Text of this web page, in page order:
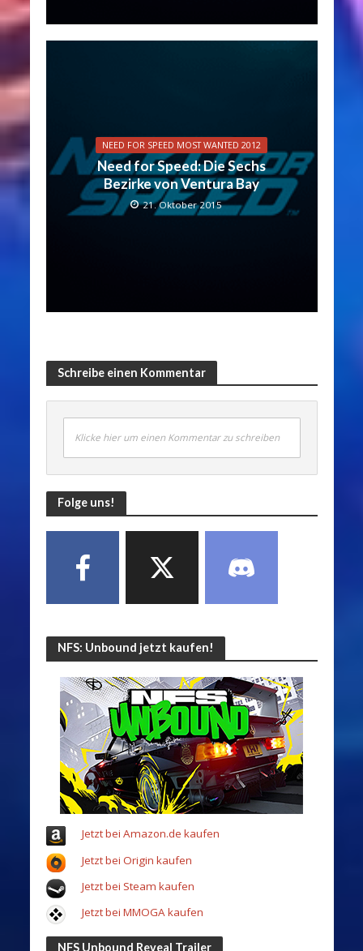
NEED FOR SPEED MOST WANTED 2012
Need for Speed: Die Sechs
Bezirke von Ventura Bay
21. Oktober 2015
Schreibe einen Kommentar
Klicke hier um einen Kommentar zu schreiben
Folge uns!
NFS: Unbound jetzt kaufen!
Jetzt bei Amazon.de kaufen
Jetzt bei Origin kaufen
Jetzt bei Steam kaufen
Jetzt bei MMOGA kaufen
NFS Unbound Reveal Trailer